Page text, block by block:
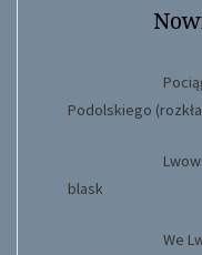
Podolskiego
blask
We